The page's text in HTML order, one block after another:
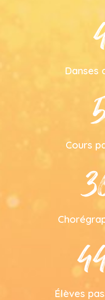
Danses
Cours
Élèves